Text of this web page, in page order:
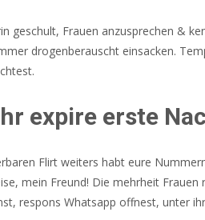
geschult, Frauen anzusprechen &
drogenberauscht einsacken.
expire erste
Flirt weiters habt eure
mein Freund! Die mehrheit
respons Whatsapp offnest, unter